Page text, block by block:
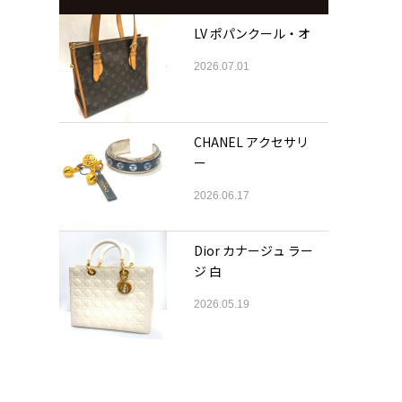
LV ポパンクール・オ
2026.07.01
CHANEL アクセサリ
ー
2026.06.17
Dior カナージュ ラー
ジ 白
2026.05.19